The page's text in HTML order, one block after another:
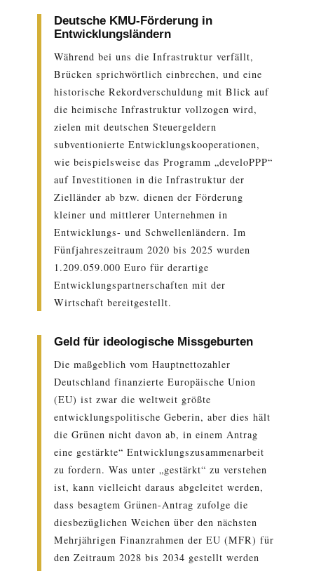
Deutsche KMU-Förderung in
Entwicklungsländern
Während bei uns die Infrastruktur verfällt,
Brücken sprichwörtlich einbrechen, und eine
historische Rekordverschuldung mit Blick auf
die heimische Infrastruktur vollzogen wird,
zielen mit deutschen Steuergeldern
subventionierte Entwicklungskooperationen,
wie beispielsweise das Programm „develoPPP“
auf Investitionen in die Infrastruktur der
Zielländer ab bzw. dienen der Förderung
kleiner und mittlerer Unternehmen in
Entwicklungs- und Schwellenländern. Im
Fünfjahreszeitraum 2020 bis 2025 wurden
1.209.059.000 Euro für derartige
Entwicklungspartnerschaften mit der
Wirtschaft bereitgestellt.
Geld für ideologische Missgeburten
Die maßgeblich vom Hauptnettozahler
Deutschland finanzierte Europäische Union
(EU) ist zwar die weltweit größte
entwicklungspolitische Geberin, aber dies hält
die Grünen nicht davon ab, in einem Antrag
eine gestärkte“ Entwicklungszusammenarbeit
zu fordern. Was unter „gestärkt“ zu verstehen
ist, kann vielleicht daraus abgeleitet werden,
dass besagtem Grünen-Antrag zufolge die
diesbezüglichen Weichen über den nächsten
Mehrjährigen Finanzrahmen der EU (MFR) für
den Zeitraum 2028 bis 2034 gestellt werden